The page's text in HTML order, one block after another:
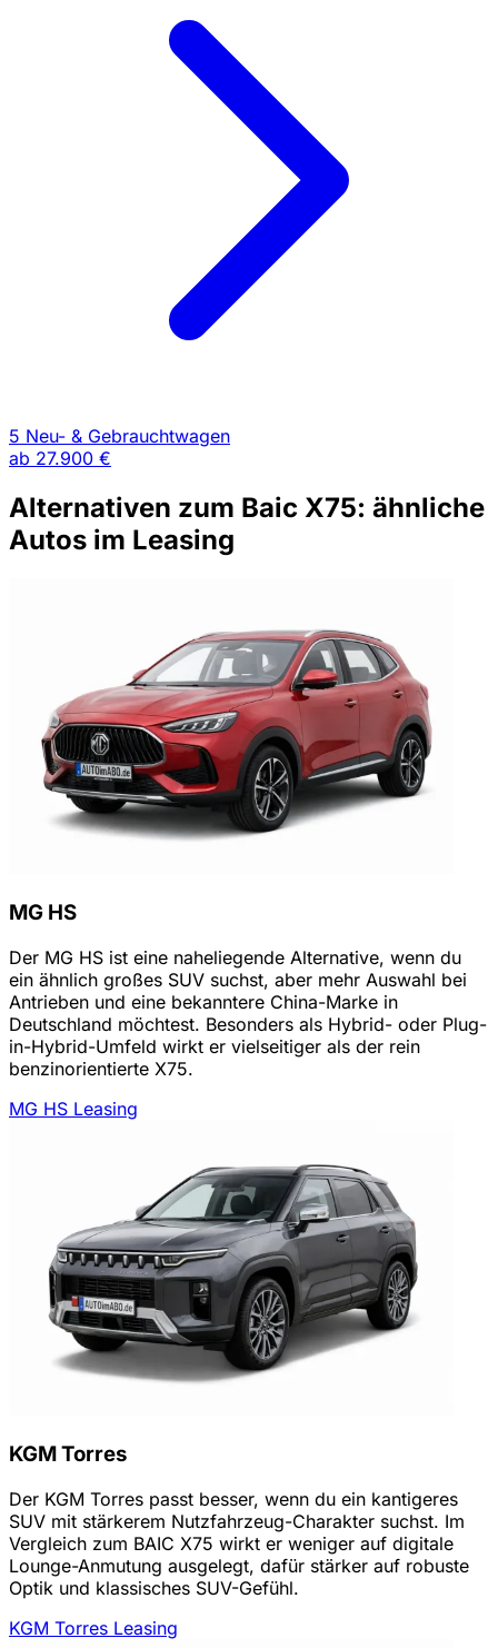
5 Neu- & Gebrauchtwagen
ab 27.900 €
Alternativen zum Baic X75: ähnliche
Autos im Leasing
MG HS
Der MG HS ist eine naheliegende Alternative, wenn du
ein ähnlich großes SUV suchst, aber mehr Auswahl bei
Antrieben und eine bekanntere China-Marke in
Deutschland möchtest. Besonders als Hybrid- oder Plug-
in-Hybrid-Umfeld wirkt er vielseitiger als der rein
benzinorientierte X75.
MG HS Leasing
KGM Torres
Der KGM Torres passt besser, wenn du ein kantigeres
SUV mit stärkerem Nutzfahrzeug-Charakter suchst. Im
Vergleich zum BAIC X75 wirkt er weniger auf digitale
Lounge-Anmutung ausgelegt, dafür stärker auf robuste
Optik und klassisches SUV-Gefühl.
KGM Torres Leasing